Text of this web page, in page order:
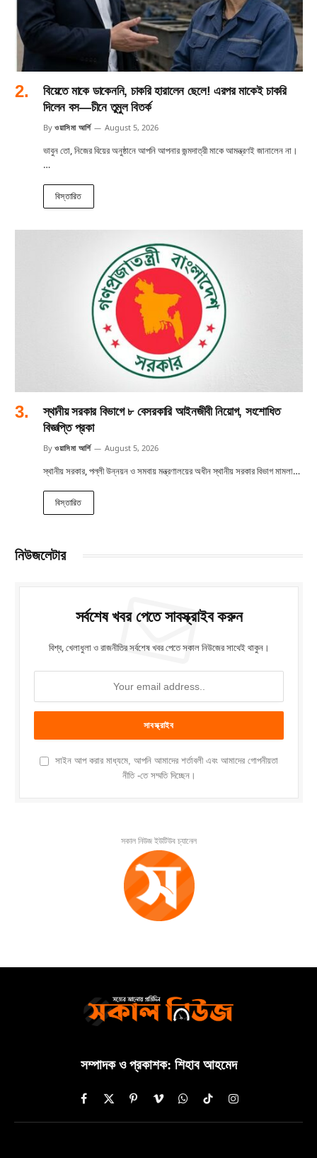
বিয়েতে মাকে ডাকেননি, চাকরি হারালেন ছেলে! এরপর মাকেই চাকরি
দিলেন বস—চীনে তুমুল বিতর্ক
By ওয়াসিমা আর্শি August 5, 2026
ভাবুন তো, নিজের বিয়ের অনুষ্ঠানে আপনি আপনার জন্মদাত্রী মাকে আমন্ত্রণই জানালেন না।
…
বিস্তারিত
স্থানীয় সরকার বিভাগে ৮ বেসরকারি আইনজীবী নিয়োগ, সংশোধিত
বিজ্ঞপ্তি প্রকা
By ওয়াসিমা আর্শি August 5, 2026
স্থানীয় সরকার, পল্লী উন্নয়ন ও সমবায় মন্ত্রণালয়ের অধীন স্থানীয় সরকার বিভাগ মামলা…
বিস্তারিত
নিউজলেটার
সর্বশেষ খবর পেতে সাবস্ক্রাইব করুন
বিশ্ব, খেলাধুলা ও রাজনীতির সর্বশেষ খবর পেতে সকাল নিউজের সাথেই থাকুন।
সাইন আপ করার মাধ্যমে, আপনি আমাদের শর্তাবলী এবং আমাদের গোপনীয়তা
নীতি -তে সম্মতি দিচ্ছেন।
সকাল নিউজ ইউটিউব চ্যানেল
সম্পাদক ও প্রকাশক: শিহাব আহমেদ
Facebook
X
(Twitter)
PinterestVimeoWhatsAppTikTokInstagram